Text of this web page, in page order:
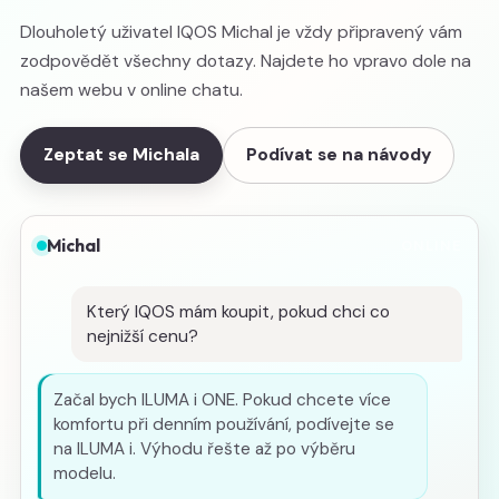
Dlouholetý uživatel IQOS Michal je vždy připravený vám
zodpovědět všechny dotazy. Najdete ho vpravo dole na
našem webu v online chatu.
Zeptat se Michala Podívat se na návody
Michal
Který IQOS mám koupit, pokud chci co
nejnižší cenu?
Začal bych ILUMA i ONE. Pokud chcete více
komfortu při denním používání, podívejte se
na ILUMA i. Výhodu řešte až po výběru
modelu.